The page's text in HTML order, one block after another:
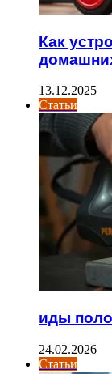
Как
13.12.2025
Статьи
иды
24.02.2026
Статьи